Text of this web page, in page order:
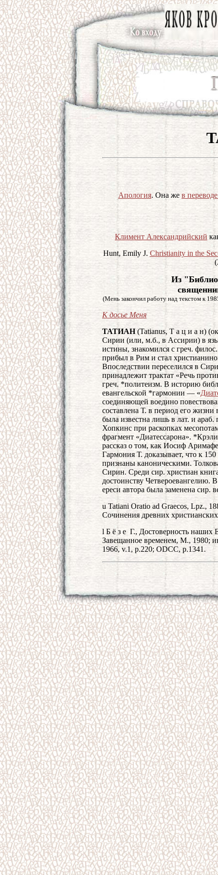
Апология. Она же в
Климент Александрийский
Hunt, Emily J. Christianity in the
Из
(Мень закончил работу над текстом к
К досье Меня
ТАТИАН(Tatianus, Т а ц и а н)
Сирии (или, м.б., в Ассирии) в
истины, знакомился с греч.
прибыл в Рим и стал
Впоследствии переселился в
принадлежит трактат «Речь
греч. *политеизм. В историю
евангельской *гармонии — «
соединяющей воедино
составлена Т. в период его
была известна лишь в лат. и
Хопкинс при раскопках
фрагмент «Диатессарона».
рассказ о том, как Иосиф
Гармония Т. доказывает, что к
признаны каноническими.
Сирин. Среди сир. христиан
достоинству Четвероевангелию.
ереси автора была заменена сир.
u Tatiani Oratio ad Graecos, Lpz.,
Сочинения древних
l Б ё з е Г., Достоверность
Завещанное временем, М., 1980;
1966, v.1, p.220; ODCC, p.1341.